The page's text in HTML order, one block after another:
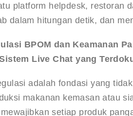
platform helpdesk, restoran
dalam hitungan detik, dan
BPOM dan Keamanan
Live Chat yang
adalah fondasi yang
makanan kemasan atau
setiap produk